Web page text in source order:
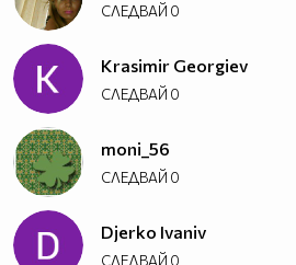
СЛЕДВАЙ 0
Krasimir Georgiev
СЛЕДВАЙ 0
moni_56
СЛЕДВАЙ 0
Djerko Ivaniv
СЛЕДВАЙ 0